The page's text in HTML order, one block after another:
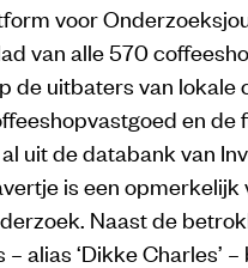
voor
van alle 570
de uitbaters van lokale
en de
uit de databank van
is een
Naast de
alias ‘Dikke Charles’